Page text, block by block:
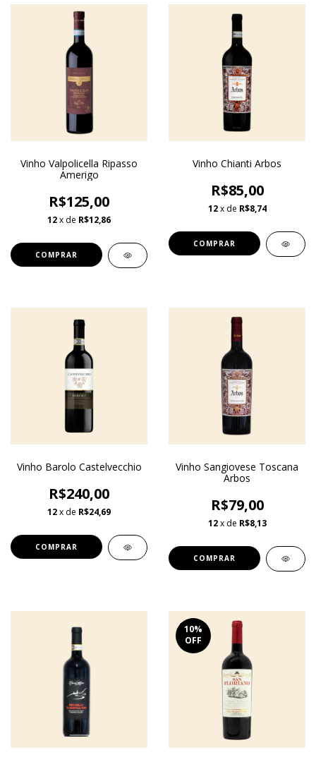
Vinho Valpolicella Ripasso
Amerigo
R$125,00
12x de R$12,86
Vinho Chianti Arbos
R$85,00
12 x de R$8,74
Vinho Barolo Castelvecchio
R$240,00
12x de R$24,69
Vinho Sangiovese Toscana
Arbos
R$79,00
12 x de R$8,13
10%
OFF